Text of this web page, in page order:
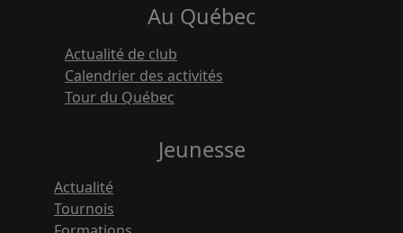
Au Québec
Actualité de club
Calendrier des activités
Tour du Québec
Jeunesse
Actualité
Tournois